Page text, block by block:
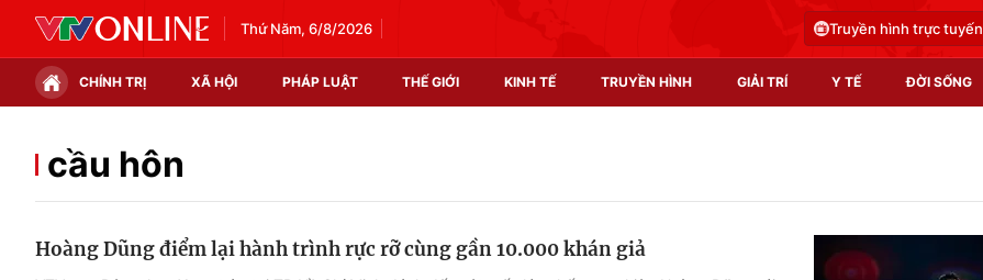
Thứ Năm, 6/8/2026 Truyền hình trực tuyến
CHÍNH TRỊ XÃ HỘI PHÁP LUẬT THẾ GIỚI KINH TẾ TRUYỀN HÌNH GIẢI TRÍ Y TẾ ĐỜI SỐNG
Chính trị
Video
cầu hôn
Hoàng Dũng điểm lại hành trình rực rỡ cùng gần 10.000 khán giả